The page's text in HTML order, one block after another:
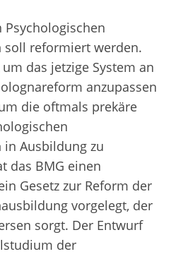
soll reformiert werden.
das jetzige System an
anzupassen
die oftmals prekäre
in Ausbildung zu
das BMG einen
Gesetz zur Reform der
vorgelegt, der
sorgt. Der Entwurf
der